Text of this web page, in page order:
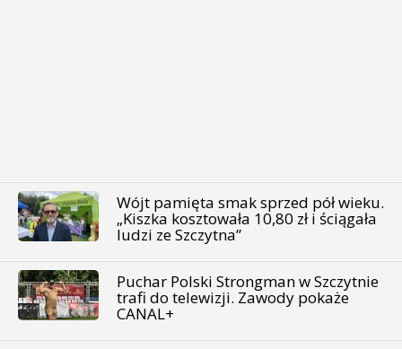
Wójt pamięta smak sprzed pół wieku.
„Kiszka kosztowała 10,80 zł i ściągała
ludzi ze Szczytna”
Puchar Polski Strongman w Szczytnie
trafi do telewizji. Zawody pokaże
CANAL+